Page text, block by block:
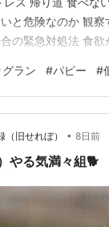
と危険なのか 観察
の緊急対処法 食欲
はじめに 仔犬迎え
れは将来成犬にな
剰な警戒心』この
の事。 私のチロち
てました。その理
グラン #パピー #
旧せれぼ） • 8日前
やる気満々組🐕